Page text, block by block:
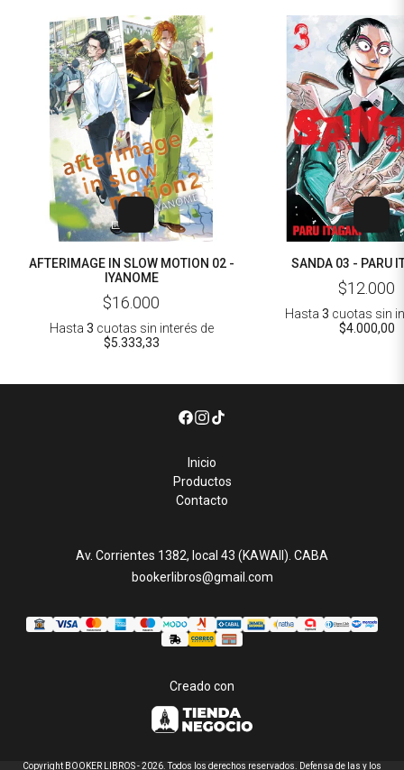
AFTERIMAGE IN SLOW MOTION 02 -
IYANOME
$16.000
Hasta 3 cuotas sin interés de
$5.333,33
SANDA 03 - PARU
$12.000
Hasta 3 cuotas sin
$4.000,00
Inicio
Productos
Contacto
Av. Corrientes 1382, local 43 (KAWAII). CABA
bookerlibros@gmail.com
Creado con
Copyright BOOKER LIBROS - 2026. Todos los derechos reservados. Defensa de las y los